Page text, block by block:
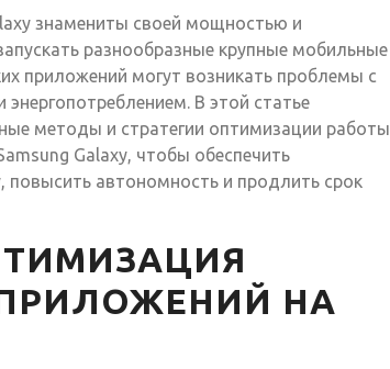
знамениты своей мощностью и
разнообразные крупные мобильные
приложений могут возникать проблемы с
В этой статье
методы и стратегии оптимизации работы
Galaxy, чтобы обеспечить
автономность и продлить срок
НА